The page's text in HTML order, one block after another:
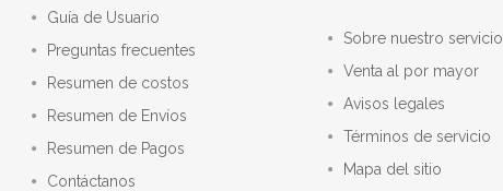
Guía de Usuario
Preguntas frecuentes
Resumen de costos
Resumen de Envíos
Resumen de Pagos
Contáctanos
Sobre nuestro servicio
Venta al por mayor
Avisos legales
Términos de servicio
Mapa del sitio